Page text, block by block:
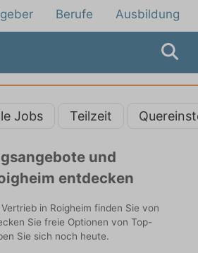
Berufe Ausbildung
Jobs Teilzeit
und
entdecken
in Roigheim finden Sie von
Sie freie Optionen von Top-
Sie sich noch heute.